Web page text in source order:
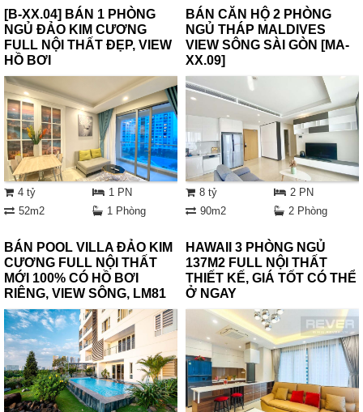
[B-XX.04] BÁN 1 PHÒNG
NGỦ ĐẢO KIM CƯƠNG
FULL NỘI THẤT ĐẸP, VIEW
HỒ BƠI
4 tỷ
1 PN
52m2
1 Phòng
BÁN CĂN HỘ 2 PHÒNG
NGỦ THÁP MALDIVES
VIEW SÔNG SÀI GÒN [MA-
XX.09]
8 tỷ
2 PN
90m2
2 Phòng
BÁN POOL VILLA ĐẢO KIM
CƯƠNG FULL NỘI THẤT
MỚI 100% CÓ HỒ BƠI
RIÊNG, VIEW SÔNG, LM81
HAWAII 3 PHÒNG NGỦ
137M2 FULL NỘI THẤT
THIẾT KẾ, GIÁ TỐT CÓ THỂ
Ở NGAY